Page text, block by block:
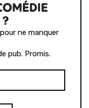
?
ne manquer
pub. Promis.